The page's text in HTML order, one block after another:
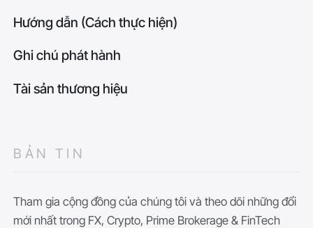
Hướng dẫn (Cách thực hiện)
Ghi chú phát hành
Tài sản thương hiệu
BẢN TIN
Tham gia cộng đồng của chúng tôi và theo dõi những đổi
mới nhất trong FX, Crypto, Prime Brokerage & FinTech